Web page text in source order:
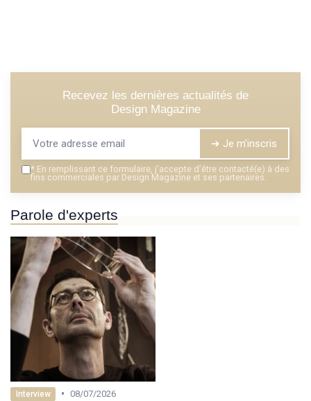
Recevez les dernières actualités de
Design Magazine
➔ Je m'inscris
* En remplissant ce formulaire, j’accepte d’être contacté(e) à des
fins commerciales par Design Magazine et ses partenaires.
Parole d'experts
Interview • 08/07/2026